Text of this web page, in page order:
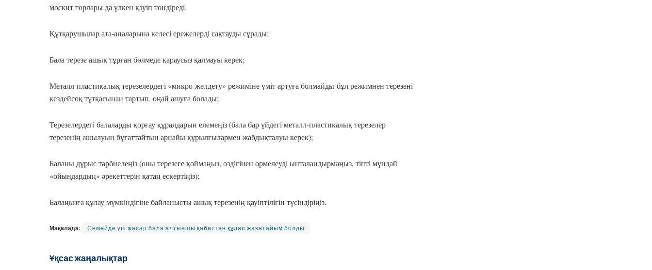
москит торлары да үлкен қауіп төндіреді.
Құтқарушылар ата-аналарына келесі ережелерді сақтауды сұрады:
Бала терезе ашық тұрған бөлмеде қараусыз қалмауы керек;
Металл-пластикалық терезелердегі «микро-желдету» режиміне үміт артуға болмайды-бұл режимнен терезені
кездейсоқ тұтқасынан тартып, оңай ашуға болады;
Терезелердегі балаларды қорғау құралдарын елемеңіз (бала бар үйдегі металл-пластикалық терезелер
терезенің ашылуын бұғаттайтын арнайы құрылғылармен жабдықталуы керек);
Баланы дұрыс тәрбиелеңіз (оны терезеге қоймаңыз, өздігінен өрмелеуді ынталандырмаңыз, тіпті мұндай
«ойындардың» әрекеттерін қатаң ескертіңіз);
Балаңызға құлау мүмкіндігіне байланысты ашық терезенің қауіптілігін түсіндіріңіз.
Мақалада: Семейде үш жасар бала алтыншы қабаттан құлап жазатайым болды
Ұқсас жаңалықтар